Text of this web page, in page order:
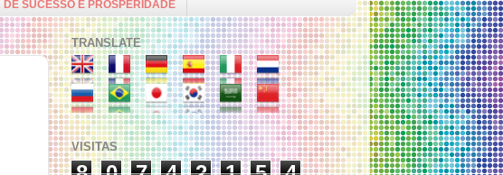
SUCESSO E PROSPERIDADE
TRANSLATE
VISITAS